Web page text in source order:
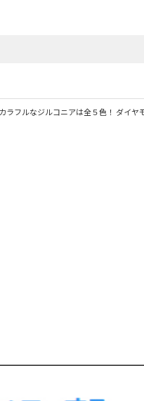
フルなジルコニアは全５色！ ダ